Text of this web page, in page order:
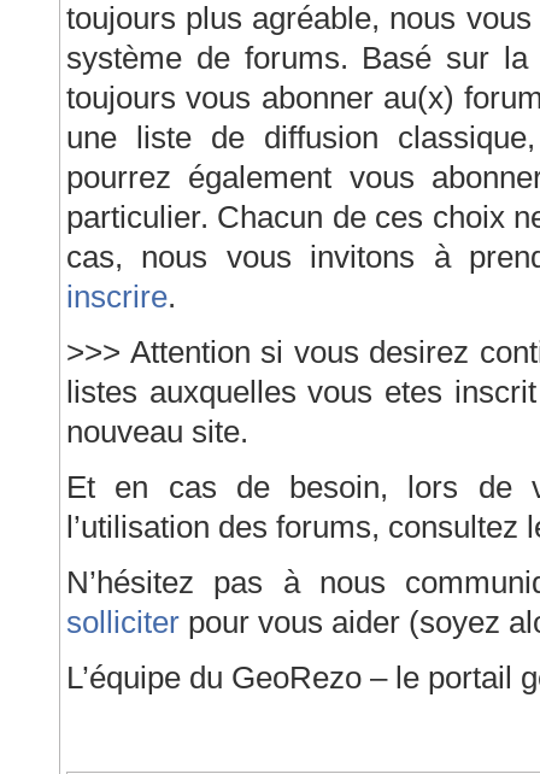
toujours plus agréable, nous
système de forums. Basé sur
toujours vous abonner au(x)
une liste de diffusion
pourrez également vous
particulier. Chacun de ces choix
cas, nous vous invitons à
inscrire.
>>> Attention si vous desirez
listes auxquelles vous etes
nouveau site.
Et en cas de besoin, lors de
l’utilisation des forums, consultez
N’hésitez pas à nous
solliciter pour vous aider (soyez
L’équipe du GeoRezo – le portail